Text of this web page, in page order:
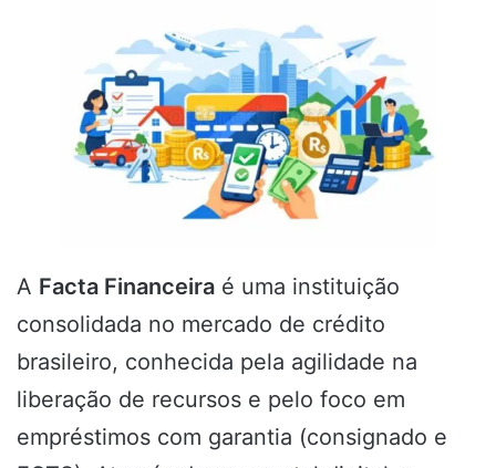
A Facta Financeira é uma instituição
consolidada no mercado de crédito
brasileiro, conhecida pela agilidade na
liberação de recursos e pelo foco em
empréstimos com garantia (consignado e